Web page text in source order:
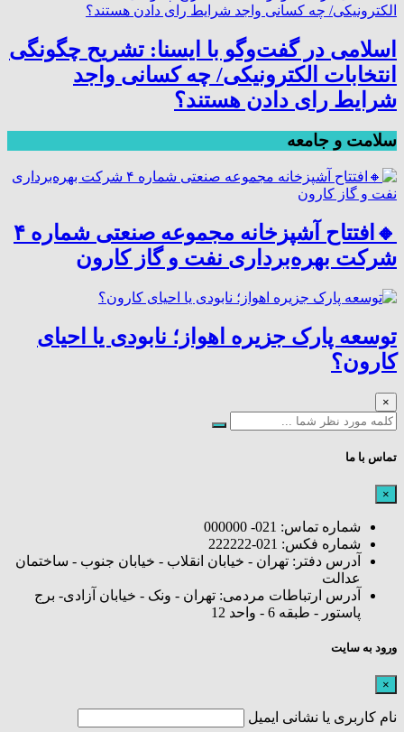
اسلامی در گفت‌وگو با ایسنا: تشریح چگونگی
انتخابات الکترونیکی/ چه کسانی واجد
شرایط رای دادن هستند؟
سلامت و جامعه
🔸افتتاح آشپزخانه مجموعه صنعتی شماره ۴
شرکت بهره‌برداری نفت و گاز کارون
توسعه پارک جزیره اهواز؛ نابودی یا احیای
کارون؟
×
تماس با ما
×
شماره تماس: 021- 000000
شماره فکس: 021-222222
آدرس دفتر: تهران - خیابان انقلاب - خیابان جنوب - ساختمان
عدالت
آدرس ارتباطات مردمی: تهران - ونک - خیابان آزادی- برج
پاستور - طبقه 6 - واحد 12
ورود به سایت
×
نام کاربری یا نشانی ایمیل